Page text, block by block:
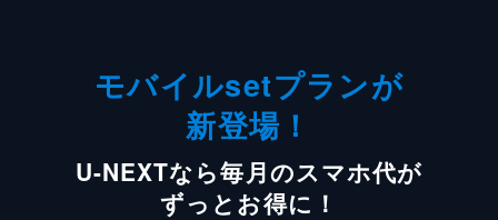
モバイルsetプランが
新登場！
U-NEXTなら毎月のスマホ代が
ずっとお得に！